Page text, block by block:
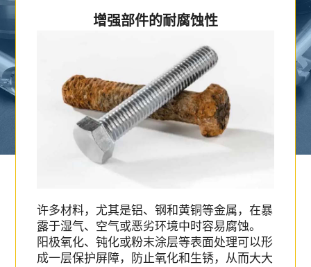
增强部件的耐腐蚀性
许多材料，尤其是铝、钢和黄铜等金属，在暴
露于湿气、空气或恶劣环境中时容易腐蚀。
阳极氧化、钝化或粉末涂层等表面处理可以形
成一层保护屏障，防止氧化和生锈，从而大大